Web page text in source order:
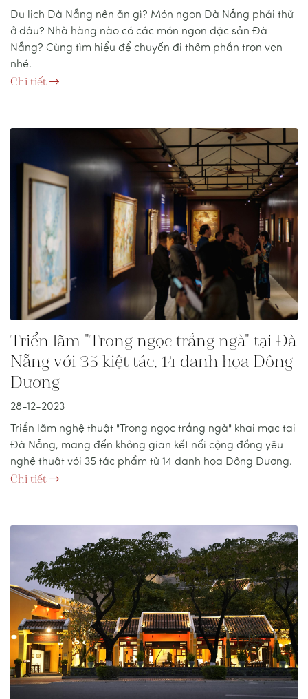
Du lịch Đà Nẵng nên ăn gì? Món ngon Đà Nẵng phải thử
ở đâu? Nhà hàng nào có các món ngon đặc sản Đà
Nẵng? Cùng tìm hiểu để chuyến đi thêm phần trọn vẹn
nhé.
Chi tiết
Triển lãm "Trong ngọc trắng ngà" tại Đà
Nẵng với 35 kiệt tác, 14 danh họa Đông
Dương
28-12-2023
Triển lãm nghệ thuật "Trong ngọc trắng ngà" khai mạc tại
Đà Nẵng, mang đến không gian kết nối cộng đồng yêu
nghệ thuật với 35 tác phẩm từ 14 danh họa Đông Dương.
Chi tiết